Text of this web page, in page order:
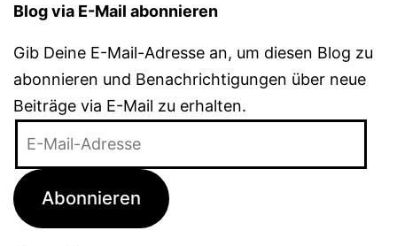
Blog via E-Mail abonnieren
Gib Deine E-Mail-Adresse an, um diesen Blog zu
abonnieren und Benachrichtigungen über neue
Beiträge via E-Mail zu erhalten.
Adresse
Abonnieren